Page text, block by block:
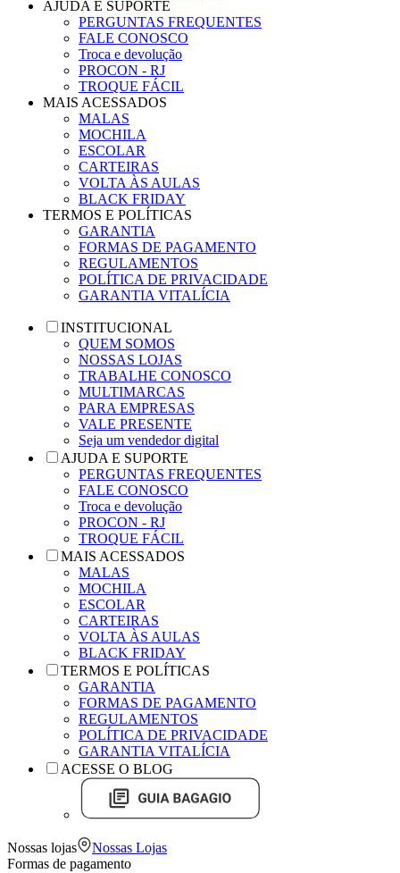
AJUDA E SUPORTE
PERGUNTAS FREQUENTES
FALE CONOSCO
Troca e devolução
PROCON - RJ
TROQUE FÁCIL
MAIS ACESSADOS
MALAS
MOCHILA
ESCOLAR
CARTEIRAS
VOLTA ÀS AULAS
BLACK FRIDAY
TERMOS E POLÍTICAS
GARANTIA
FORMAS DE PAGAMENTO
REGULAMENTOS
POLÍTICA DE PRIVACIDADE
GARANTIA VITALÍCIA
INSTITUCIONAL
QUEM SOMOS
NOSSAS LOJAS
TRABALHE CONOSCO
MULTIMARCAS
PARA EMPRESAS
VALE PRESENTE
Seja um vendedor digital
AJUDA E SUPORTE
PERGUNTAS FREQUENTES
FALE CONOSCO
Troca e devolução
PROCON - RJ
TROQUE FÁCIL
MAIS ACESSADOS
MALAS
MOCHILA
ESCOLAR
CARTEIRAS
VOLTA ÀS AULAS
BLACK FRIDAY
TERMOS E POLÍTICAS
GARANTIA
FORMAS DE PAGAMENTO
REGULAMENTOS
POLÍTICA DE PRIVACIDADE
GARANTIA VITALÍCIA
ACESSE O BLOG
Nossas lojas
Nossas Lojas
Formas de pagamento